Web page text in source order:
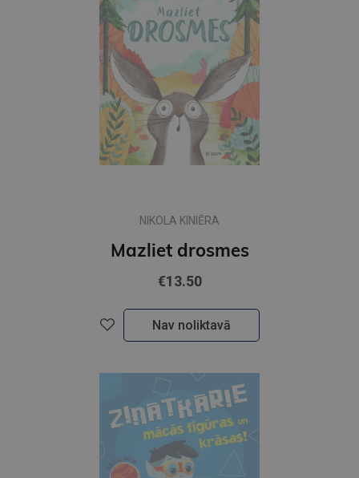
NIKOLA KINIĒRA
Mazliet drosmes
€13.50
Nav noliktavā